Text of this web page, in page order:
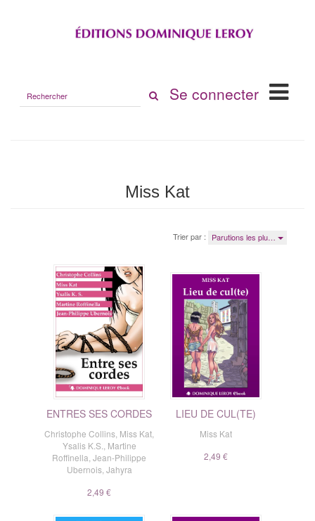
le
Se connecter
Miss Kat
Trier par : Parutions les plu…
ENTRES SES CORDES
Christophe Collins Miss Kat
Ysalis K.S. Martine
Roffinella Jean-Philippe
Ubernois, Jahyra
2,49 €
LIEU DE CUL(TE)
Miss Kat
2,49 €